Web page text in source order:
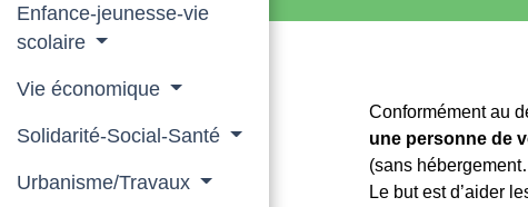
Enfance-jeunesse-vie
scolaire
Vie économique
Solidarité-Social-Santé
Urbanisme/Travaux
Conformément au
une personne de
(sans
Le but est d’aider